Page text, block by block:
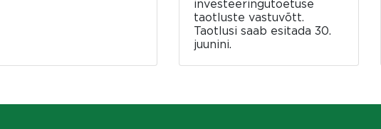
investeeringutoetuse
taotluste vastuvõtt.
Taotlusi saab esitada 30.
juunini.